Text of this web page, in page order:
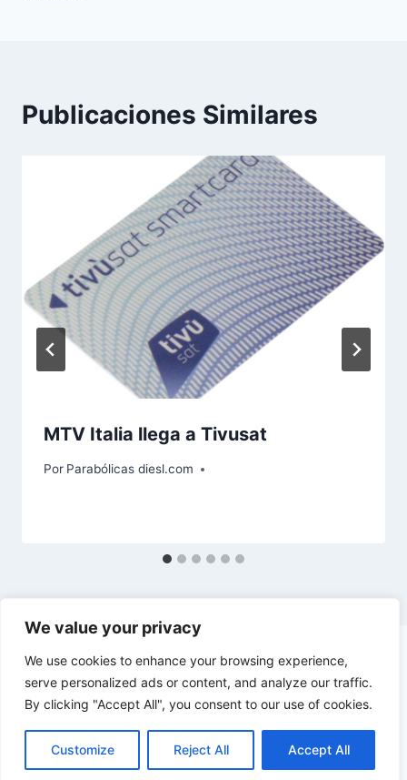
We value your privacy
We use cookies to enhance your browsing experience,
serve personalized ads or content, and analyze our traffic.
By clicking "Accept All", you consent to our use of cookies.
Customize Reject All Accept All
Publicaciones Similares
MTV Italia llega a Tivusat
Por Parabólicas diesl.com
© 2026 diesl.com - Tema para WordPress por
Kadence WP